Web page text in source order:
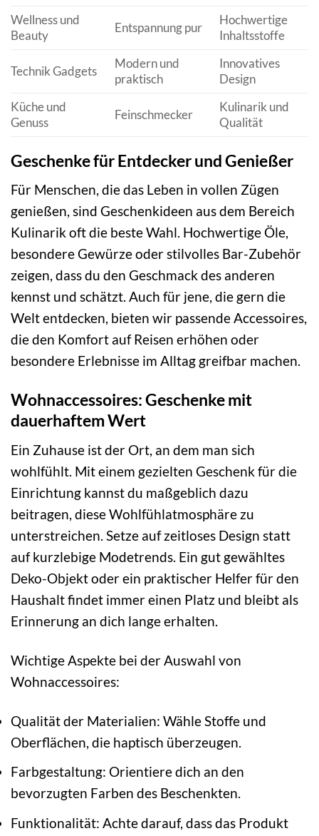
Wellness und
Beauty
Entspannung pur
Hochwertige
Inhaltsstoffe
Technik Gadgets
Modern und
praktisch
Innovatives
Design
Küche und
Genuss
Feinschmecker
Kulinarik und
Qualität
Geschenke für Entdecker und Genießer
Für Menschen, die das Leben in vollen Zügen
genießen, sind Geschenkideen aus dem Bereich
Kulinarik oft die beste Wahl. Hochwertige Öle,
besondere Gewürze oder stilvolles Bar-Zubehör
zeigen, dass du den Geschmack des anderen
kennst und schätzt. Auch für jene, die gern die
Welt entdecken, bieten wir passende Accessoires,
die den Komfort auf Reisen erhöhen oder
besondere Erlebnisse im Alltag greifbar machen.
Wohnaccessoires: Geschenke mit
dauerhaftem Wert
Ein Zuhause ist der Ort, an dem man sich
wohlfühlt. Mit einem gezielten Geschenk für die
Einrichtung kannst du maßgeblich dazu
beitragen, diese Wohlfühlatmosphäre zu
unterstreichen. Setze auf zeitloses Design statt
auf kurzlebige Modetrends. Ein gut gewähltes
Deko-Objekt oder ein praktischer Helfer für den
Haushalt findet immer einen Platz und bleibt als
Erinnerung an dich lange erhalten.
Wichtige Aspekte bei der Auswahl von
Wohnaccessoires:
Qualität der Materialien: Wähle Stoffe und
Oberflächen, die haptisch überzeugen.
Farbgestaltung: Orientiere dich an den
bevorzugten Farben des Beschenkten.
Funktionalität: Achte darauf, dass das Produkt